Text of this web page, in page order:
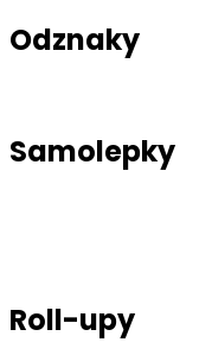
Odznaky
Samolepky
Roll-upy